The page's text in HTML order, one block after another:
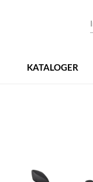
KATALOGER